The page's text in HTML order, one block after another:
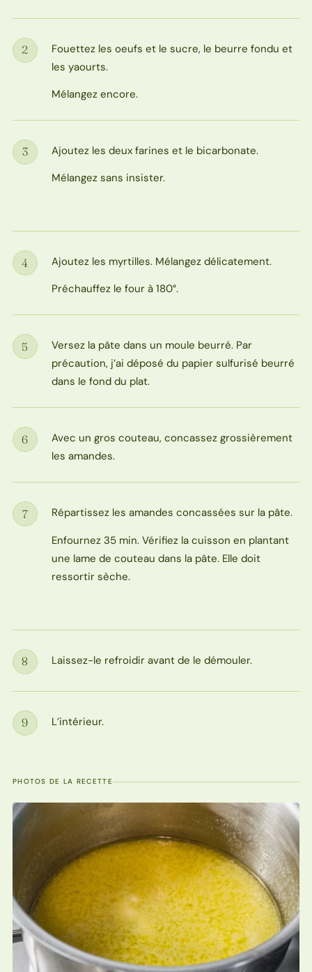
Étape
2
Fouettez les oeufs et le sucre, le beurre fondu et
les yaourts.
Mélangez encore.
Étape
3
Ajoutez les deux farines et le bicarbonate.
Mélangez sans insister.
Étape
4
Ajoutez les myrtilles. Mélangez délicatement.
Préchauffez le four à 180°.
Étape
5
Versez la pâte dans un moule beurré. Par
précaution, j’ai déposé du papier sulfurisé beurré
dans le fond du plat.
Étape
6
Avec un gros couteau, concassez grossièrement
les amandes.
Étape
7
Répartissez les amandes concassées sur la pâte.
Enfournez 35 min. Vérifiez la cuisson en plantant
une lame de couteau dans la pâte. Elle doit
ressortir sèche.
Étape
8 Laissez-le refroidir avant de le démouler.
Étape
9 L’intérieur.
PHOTOS DE LA RECETTE